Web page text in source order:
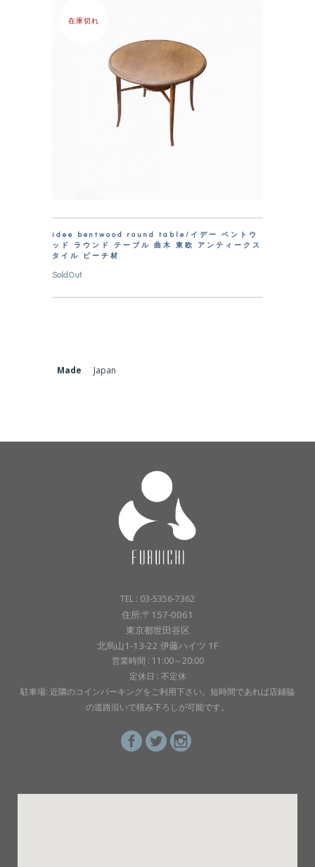
在庫切れ
idee bentwood round table/イデー ベントウ
ッド ラウンド テーブル 曲木 東欧 アンティークス
タイル ビーチ材
SoldOut
Made Japan
TEL : 03-5356-7362
住所:〒157-0061
東京都世田谷区
北烏山1-13-22 伊藤ハイツ 1F
営業時間 : 11:00～20:00
定休日 : 不定休
駐車場: 近隣のコインパーキングをご利用下さい。短時間であれば店鋪脇
の道路沿いで積み下ろしが可能です。